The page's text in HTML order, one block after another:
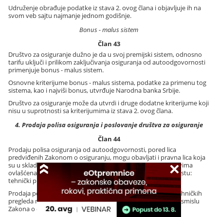
Udruženje obrađuje podatke iz stava 2. ovog člana i objavljuje ih na
svom veb sajtu najmanje jednom godišnje.
Bonus - malus sistem
Član 43
Društvo za osiguranje dužno je da u svoj premijski sistem, odnosno
tarifu uključi i prilikom zaključivanja osiguranja od autoodgovornosti
primenjuje bonus - malus sistem.
Osnovne kriterijume bonus - malus sistema, podatke za primenu tog
sistema, kao i najviši bonus, utvrđuje Narodna banka Srbije.
Društvo za osiguranje može da utvrdi i druge dodatne kriterijume koji
nisu u suprotnosti sa kriterijumima iz stava 2. ovog člana.
4. Prodaja polisa osiguranja i poslovanje društva za osiguranje
Član 44
Prodaju polisa osiguranja od autoodgovornosti, pored lica
predviđenih Zakonom o osiguranju, mogu obavljati i pravna lica koja
su u skladu sa propisima o bezbednosti saobraćaja na putevima
ovlašćena za vršenje tehničkog pregleda vozila (u daljem tekstu:
tehnički pregled).
Prodaja polisa osiguranja od autoodgovornosti od strane tehničkih
pregleda ne smatra se poslovima zastupanja u osiguranju u smislu
Zakona o osiguranju.